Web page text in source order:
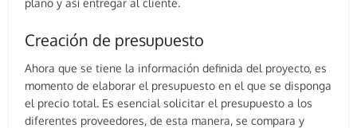
Creación de presupuesto
Ahora que se tiene la información definida del proyecto, es
momento de elaborar el presupuesto en el que se disponga
el precio total. Es esencial solicitar el presupuesto a los
diferentes proveedores, de esta manera, se compara y